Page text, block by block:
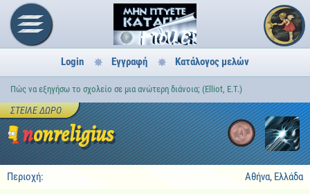
Login Εγγραφή Κατάλογος μελών
Πώς να εξηγήσω το σχολείο σε μια ανώτερη διάνοια; (Elliot, E.T.)
nonreligius 4
ΣΤΕΊΛΕ ΔΏΡΟ
Περιοχή:
Αθήνα, Ελλάδα